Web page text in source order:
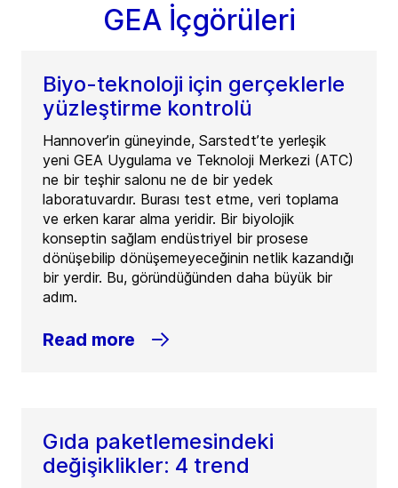
GEA İçgörüleri
Biyo-teknoloji için gerçeklerle
yüzleştirme kontrolü
Hannover’in güneyinde, Sarstedt’te yerleşik
yeni GEA Uygulama ve Teknoloji Merkezi (ATC)
ne bir teşhir salonu ne de bir yedek
laboratuvardır. Burası test etme, veri toplama
ve erken karar alma yeridir. Bir biyolojik
konseptin sağlam endüstriyel bir prosese
dönüşebilip dönüşemeyeceğinin netlik kazandığı
bir yerdir. Bu, göründüğünden daha büyük bir
adım.
Read more
Gıda paketlemesindeki
değişiklikler: 4 trend